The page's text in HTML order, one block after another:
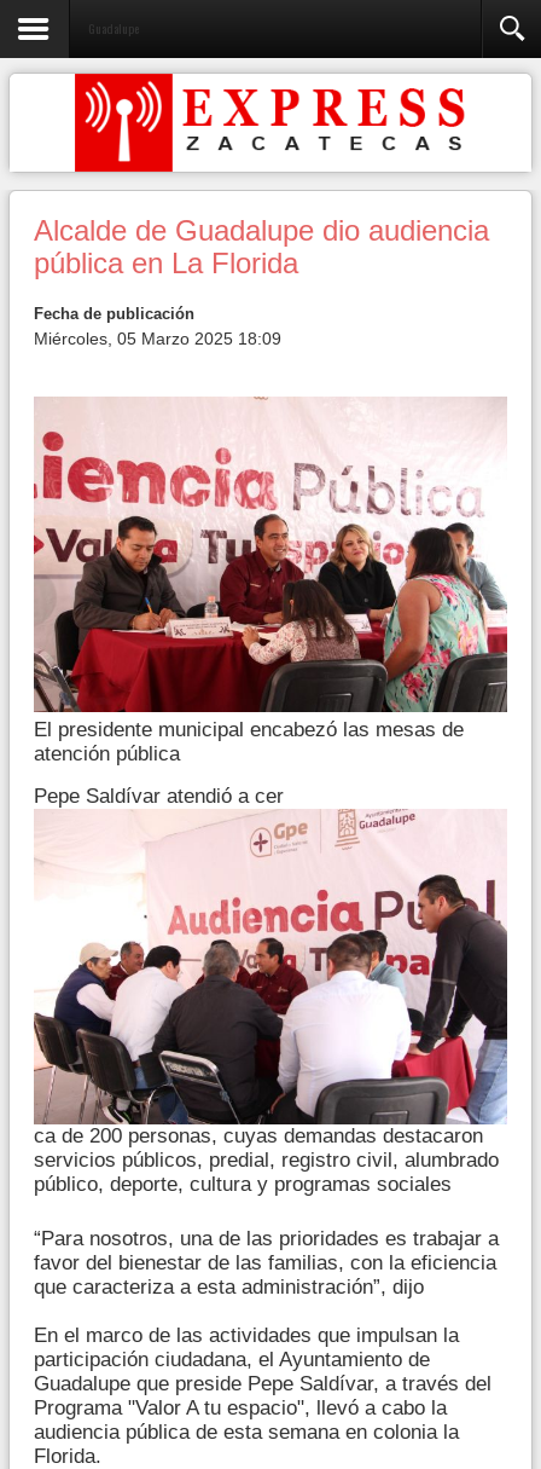
Guadalupe
Alcalde de Guadalupe dio audiencia
pública en La Florida
Fecha de publicación
Miércoles, 05 Marzo 2025 18:09
El presidente municipal encabezó las mesas de
atención pública
Pepe Saldívar atendió a cer
ca de 200 personas, cuyas demandas destacaron
servicios públicos, predial, registro civil, alumbrado
público, deporte, cultura y programas sociales
“Para nosotros, una de las prioridades es trabajar a
favor del bienestar de las familias, con la eficiencia
que caracteriza a esta administración”, dijo
En el marco de las actividades que impulsan la
participación ciudadana, el Ayuntamiento de
Guadalupe que preside Pepe Saldívar, a través del
Programa "Valor A tu espacio", llevó a cabo la
audiencia pública de esta semana en colonia la
Florida.